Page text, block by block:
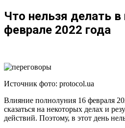
Что нельзя делать в
феврале 2022 года
Источник фото: protocol.ua
Влияние полнолуния 16 февраля
сказаться на некоторых делах и
действий. Поэтому, в этот день